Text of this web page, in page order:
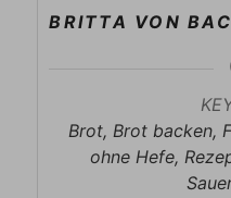
BRITTA VON
Brot, Brot backen,
ohne Hefe,